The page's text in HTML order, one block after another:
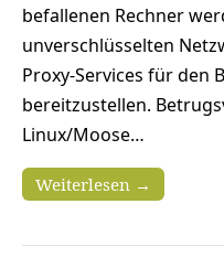
befallenen Rechner
unverschlüsselten
Proxy-Services für den
bereitzustellen.
Linux/Moose…
Weiterlesen →